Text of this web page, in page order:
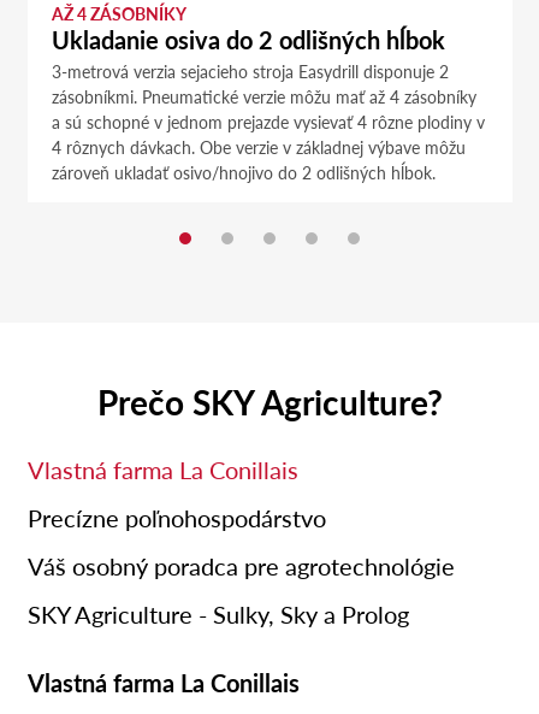
AŽ 4 ZÁSOBNÍKY
Ukladanie osiva do 2 odlišných hĺbok
3-metrová verzia sejacieho stroja Easydrill disponuje 2
zásobníkmi. Pneumatické verzie môžu mať až 4 zásobníky
a sú schopné v jednom prejazde vysievať 4 rôzne plodiny v
4 rôznych dávkach. Obe verzie v základnej výbave môžu
zároveň ukladať osivo/hnojivo do 2 odlišných hĺbok.
Prečo SKY Agriculture?
Vlastná farma La Conillais
Precízne poľnohospodárstvo
Váš osobný poradca pre agrotechnológie
SKY Agriculture - Sulky, Sky a Prolog
Vlastná farma La Conillais